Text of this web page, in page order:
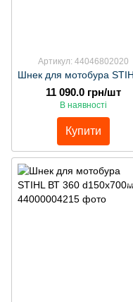
Артикул: 44046802020
11 090.0 грн/шт
В наявності
Купити